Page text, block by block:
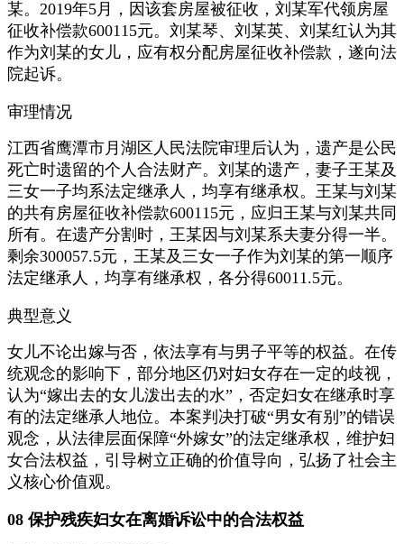
某。2019年5月，因该套房屋被征收，刘某军代领房屋
征收补偿款600115元。刘某琴、刘某英、刘某红认为其
作为刘某的女儿，应有权分配房屋征收补偿款，遂向法
院起诉。
审理情况
江西省鹰潭市月湖区人民法院审理后认为，遗产是公民
死亡时遗留的个人合法财产。刘某的遗产，妻子王某及
三女一子均系法定继承人，均享有继承权。王某与刘某
的共有房屋征收补偿款600115元，应归王某与刘某共同
所有。在遗产分割时，王某因与刘某系夫妻分得一半。
剩余300057.5元，王某及三女一子作为刘某的第一顺序
法定继承人，均享有继承权，各分得60011.5元。
典型意义
女儿不论出嫁与否，依法享有与男子平等的权益。在传
统观念的影响下，部分地区仍对妇女存在一定的歧视，
认为“嫁出去的女儿泼出去的水”，否定妇女在继承时享
有的法定继承人地位。本案判决打破“男女有别”的错误
观念，从法律层面保障“外嫁女”的法定继承权，维护妇
女合法权益，引导树立正确的价值导向，弘扬了社会主
义核心价值观。
08 保护残疾妇女在离婚诉讼中的合法权益